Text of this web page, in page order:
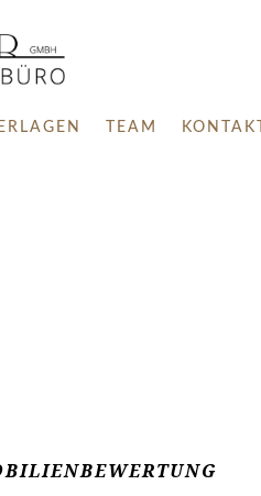
TEAM KONTAKT